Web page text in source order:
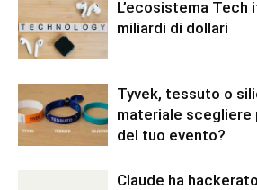
L’ecosistema Tech
miliardi di dollari
Tyvek, tessuto o
materiale
del tuo evento?
Claude ha